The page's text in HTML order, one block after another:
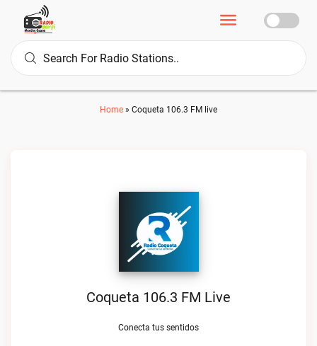
Home » Coqueta 106.3 FM live
Coqueta 106.3 FM Live
Conecta tus sentidos